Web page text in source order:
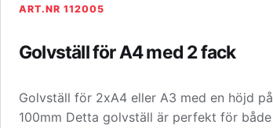
ART.NR 112005
Golvställ för A4 med 2 fack
Golvställ för 2xA4 eller A3 med en höjd på
100mm Detta golvställ är perfekt för både